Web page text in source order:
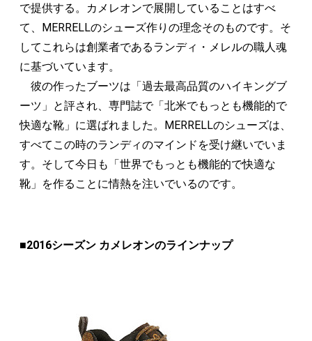
で提供する。カメレオンで展開していることはすべ
て、MERRELLのシューズ作りの理念そのものです。そ
してこれらは創業者であるランディ・メレルの職人魂
に基づいています。
彼の作ったブーツは「過去最高品質のハイキングブ
ーツ」と評され、専門誌で「北米でもっとも機能的で
快適な靴」に選ばれました。MERRELLのシューズは、
すべてこの時のランディのマインドを受け継いでいま
す。そして今日も「世界でもっとも機能的で快適な
靴」を作ることに情熱を注いでいるのです。
■2016シーズン カメレオンのラインナップ